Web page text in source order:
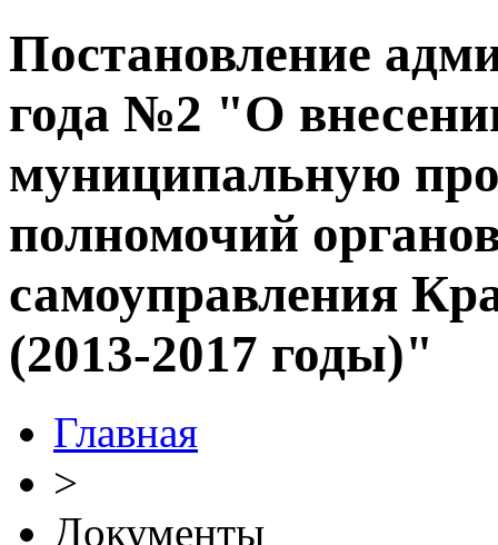
Постановление
года №2 "О
муниципальную
полномочий
самоуправления
(2013-2017 годы)"
Главная
>
Документы